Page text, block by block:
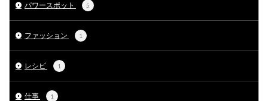
パワースポット 5
ファッション 1
レシピ 1
仕事 1